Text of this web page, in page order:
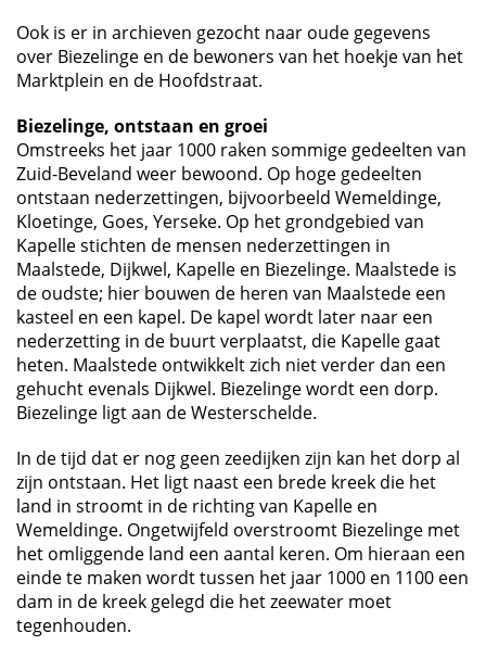
Ook is er in archieven gezocht naar oude gegevens
over Biezelinge en de bewoners van het hoekje van het
Marktplein en de Hoofdstraat.
Biezelinge, ontstaan en groei
Omstreeks het jaar 1000 raken sommige gedeelten van
Zuid-Beveland weer bewoond. Op hoge gedeelten
ontstaan nederzettingen, bijvoorbeeld Wemeldinge,
Kloetinge, Goes, Yerseke. Op het grondgebied van
Kapelle stichten de mensen nederzettingen in
Maalstede, Dijkwel, Kapelle en Biezelinge. Maalstede is
de oudste; hier bouwen de heren van Maalstede een
kasteel en een kapel. De kapel wordt later naar een
nederzetting in de buurt verplaatst, die Kapelle gaat
heten. Maalstede ontwikkelt zich niet verder dan een
gehucht evenals Dijkwel. Biezelinge wordt een dorp.
Biezelinge ligt aan de Westerschelde.
In de tijd dat er nog geen zeedijken zijn kan het dorp al
zijn ontstaan. Het ligt naast een brede kreek die het
land in stroomt in de richting van Kapelle en
Wemeldinge. Ongetwijfeld overstroomt Biezelinge met
het omliggende land een aantal keren. Om hieraan een
einde te maken wordt tussen het jaar 1000 en 1100 een
dam in de kreek gelegd die het zeewater moet
tegenhouden.